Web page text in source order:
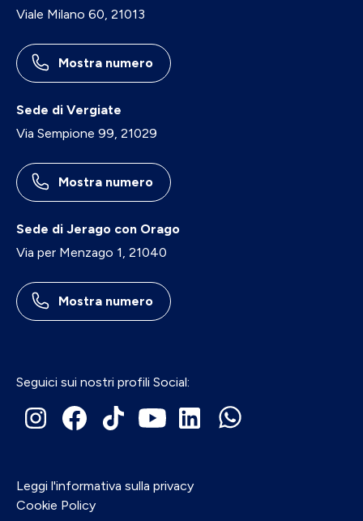
Viale Milano 60, 21013
Mostra numero
Sede di Vergiate
Via Sempione 99, 21029
Mostra numero
Sede di Jerago con Orago
Via per Menzago 1, 21040
Mostra numero
Seguici sui nostri profili Social:
Leggi l'informativa sulla privacy
Cookie Policy